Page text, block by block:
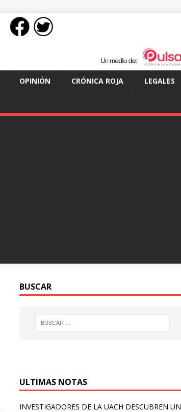
OPINIÓN CRÓNICA ROJA LEGALES
BUSCAR
ULTIMAS NOTAS
INVESTIGADORES DE LA UACH DESCUBREN UN